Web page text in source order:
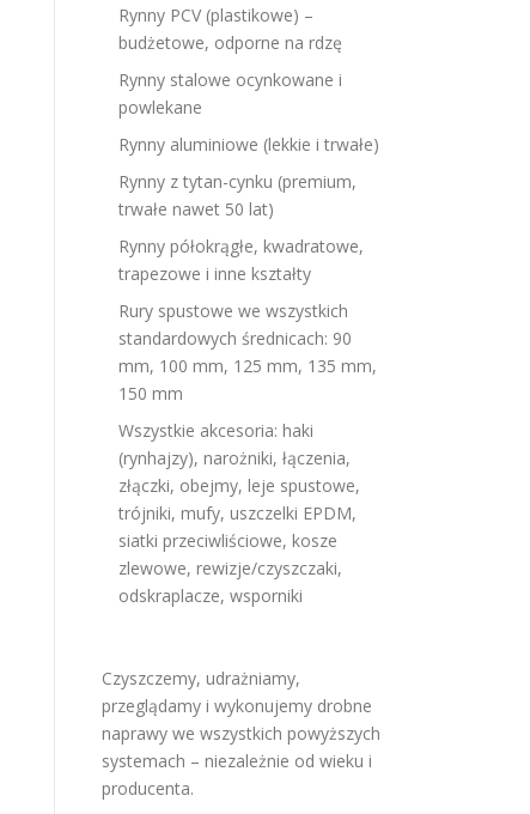
Rynny PCV (plastikowe) –
budżetowe, odporne na rdzę
Rynny stalowe ocynkowane i
powlekane
Rynny aluminiowe (lekkie i trwałe)
Rynny z tytan-cynku (premium,
trwałe nawet 50 lat)
Rynny półokrągłe, kwadratowe,
trapezowe i inne kształty
Rury spustowe we wszystkich
standardowych średnicach: 90
mm, 100 mm, 125 mm, 135 mm,
150 mm
Wszystkie akcesoria: haki
(rynhajzy), narożniki, łączenia,
złączki, obejmy, leje spustowe,
trójniki, mufy, uszczelki EPDM,
siatki przeciwliściowe, kosze
zlewowe, rewizje/czyszczaki,
odskraplacze, wsporniki
Czyszczemy, udrażniamy,
przeglądamy i wykonujemy drobne
naprawy we wszystkich powyższych
systemach – niezależnie od wieku i
producenta.